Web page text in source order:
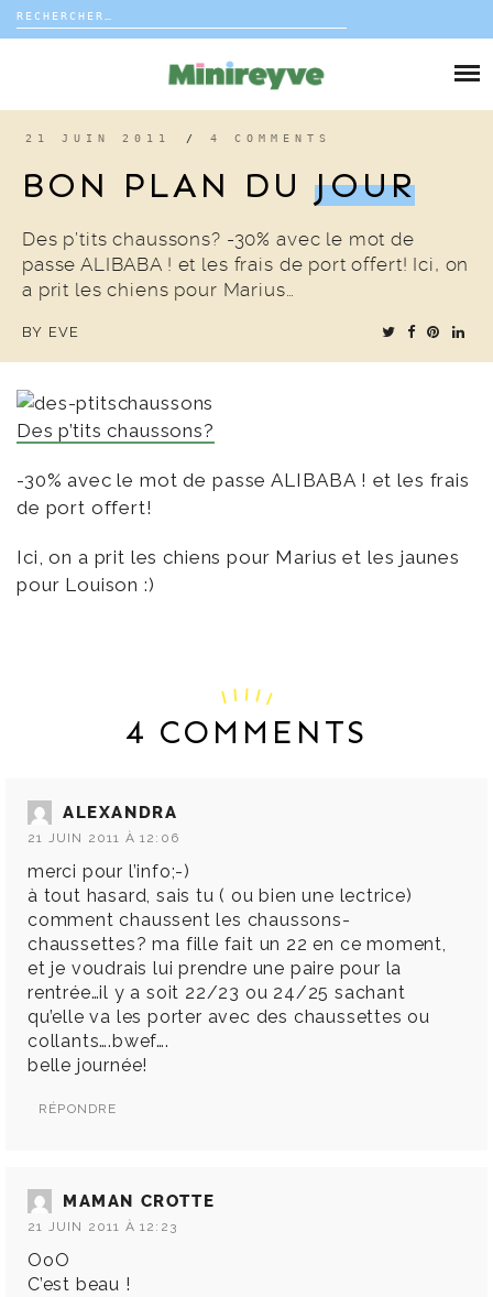
Rechercher :
DÉCO
VOYAGE
21 JUIN 2011 / 4 COMMENTS
BON PLAN DUJOUR
Des p’tits chaussons? -30% avec le mot de
passe ALIBABA ! et les frais de port offert! Ici, on
a prit les chiens pour Marius…
BY EVE
Des p’tits chaussons?
-30% avec le mot de passe ALIBABA ! et les frais
de port offert!
Ici, on a prit les chiens pour Marius et les jaunes
pour Louison :)
4 COMMENTS
ALEXANDRA
21 JUIN 2011 À 12:06
merci pour l’info;-)
à tout hasard, sais tu ( ou bien une lectrice)
comment chaussent les chaussons-
chaussettes? ma fille fait un 22 en ce moment,
et je voudrais lui prendre une paire pour la
rentrée…il y a soit 22/23 ou 24/25 sachant
qu’elle va les porter avec des chaussettes ou
collants….bwef….
belle journée!
RÉPONDRE
MAMAN CROTTE
21 JUIN 2011 À 12:23
OoO
C’est beau !